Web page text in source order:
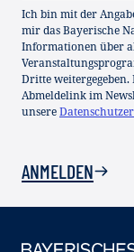
Ich bin mit der
mir das Bayerische
Informationen über
Dritte
Abmeldelink im
unsere
ANMELDEN